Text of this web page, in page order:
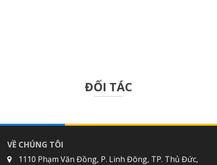
ĐỐI TÁC
VỀ CHÚNG TÔI
1110 Phạm Văn Đồng, P. Linh Đông, TP. Thủ Đức,